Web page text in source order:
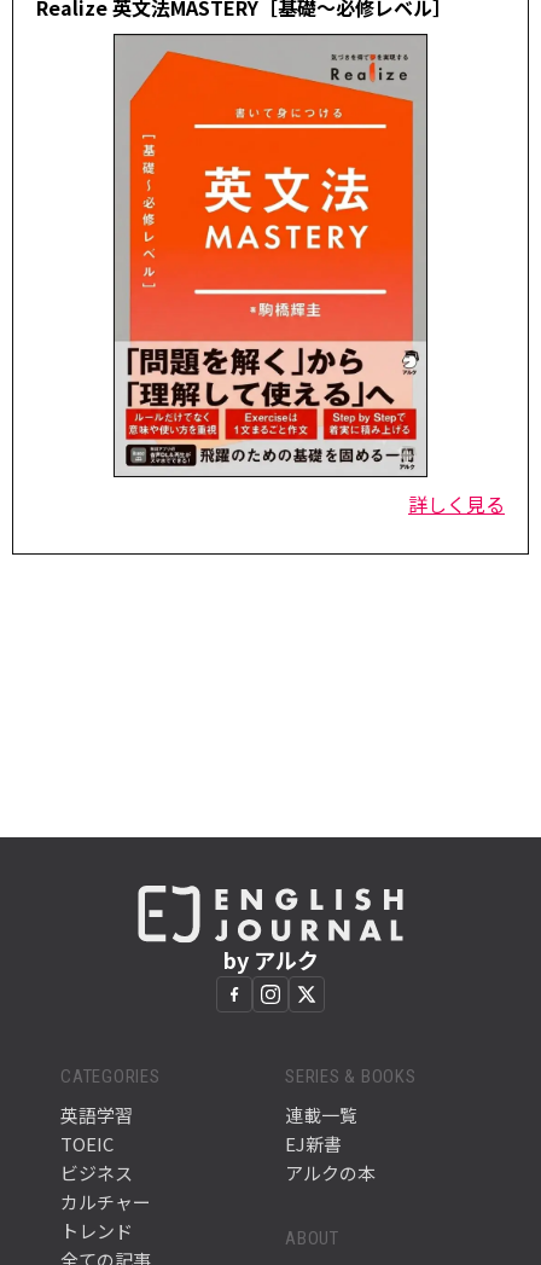
Realize 英文法MASTERY［基礎～必修レベル］
詳しく見る
by アルク
CATEGORIES
英語学習
TOEIC
ビジネス
カルチャー
トレンド
全ての記事
SERIES & BOOKS
連載一覧
EJ新書
アルクの本
ABOUT